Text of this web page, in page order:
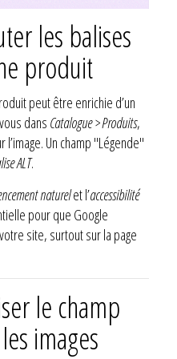
les balises
produit
peut être enrichie d’un
dans Catalogue > Produits,
Un champ "Légende"
ALT.
naturelet l’accessibilité
pour que Google
site, surtout sur la page
le champ
images